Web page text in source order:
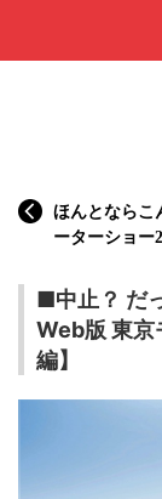
ほんとならこ
ーターショー
■中止？ だ
Web版 東京
編】